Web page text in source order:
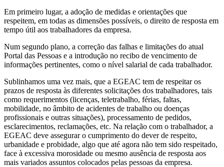
Em primeiro lugar, a adoção de medidas e orientações que
respeitem, em todas as dimensões possíveis, o direito de resposta em
tempo útil aos trabalhadores da empresa.
Num segundo plano, a correção das falhas e limitações do atual
Portal das Pessoas e a introdução no recibo de vencimento de
informações pertinentes, como o nível salarial de cada trabalhador.
Sublinhamos uma vez mais, que a EGEAC tem de respeitar os
prazos de resposta às diferentes solicitações dos trabalhadores, tais
como requerimentos (licenças, teletrabalho, férias, faltas,
mobilidade, no âmbito de acidentes de trabalho ou doenças
profissionais e outras situações), processamento de pedidos,
esclarecimentos, reclamações, etc. Na relação com o trabalhador, a
EGEAC deve assegurar o cumprimento do dever de respeito,
urbanidade e probidade, algo que até agora não tem sido respeitado,
face à excessiva morosidade ou mesmo ausência de resposta aos
mais variados assuntos colocados pelas pessoas da empresa.